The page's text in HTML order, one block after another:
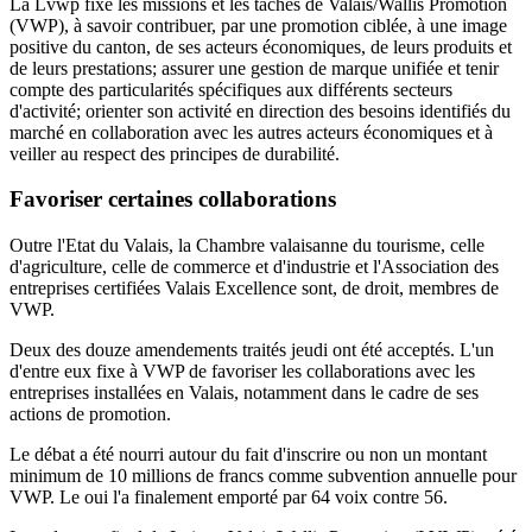
(VWP), à savoir contribuer, par une promotion ciblée, à une image
positive du canton, de ses acteurs économiques, de leurs produits et
de leurs prestations; assurer une gestion de marque unifiée et tenir
compte des particularités spécifiques aux différents secteurs
d'activité; orienter son activité en direction des besoins identifiés du
marché en collaboration avec les autres acteurs économiques et à
veiller au respect des principes de durabilité.
Favoriser certaines collaborations
Outre l'Etat du Valais, la Chambre valaisanne du tourisme, celle
d'agriculture, celle de commerce et d'industrie et l'Association des
entreprises certifiées Valais Excellence sont, de droit, membres de
VWP.
Deux des douze amendements traités jeudi ont été acceptés. L'un
d'entre eux fixe à VWP de favoriser les collaborations avec les
entreprises installées en Valais, notamment dans le cadre de ses
actions de promotion.
Le débat a été nourri autour du fait d'inscrire ou non un montant
minimum de 10 millions de francs comme subvention annuelle pour
VWP. Le oui l'a finalement emporté par 64 voix contre 56.